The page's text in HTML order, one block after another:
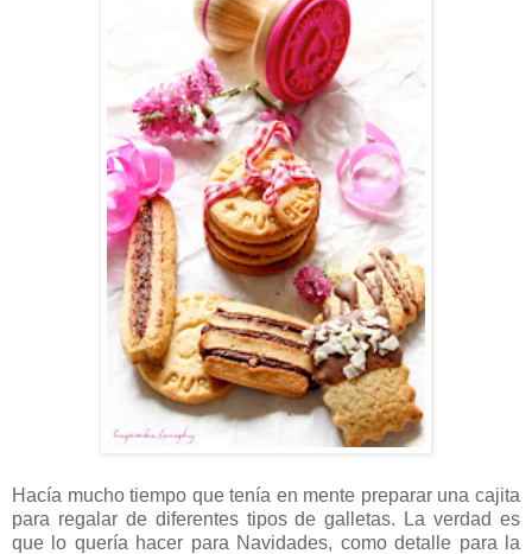
Hacía mucho tiempo que tenía en mente preparar una cajita
para regalar de diferentes tipos de galletas. La verdad es
que lo quería hacer para Navidades, como detalle para la